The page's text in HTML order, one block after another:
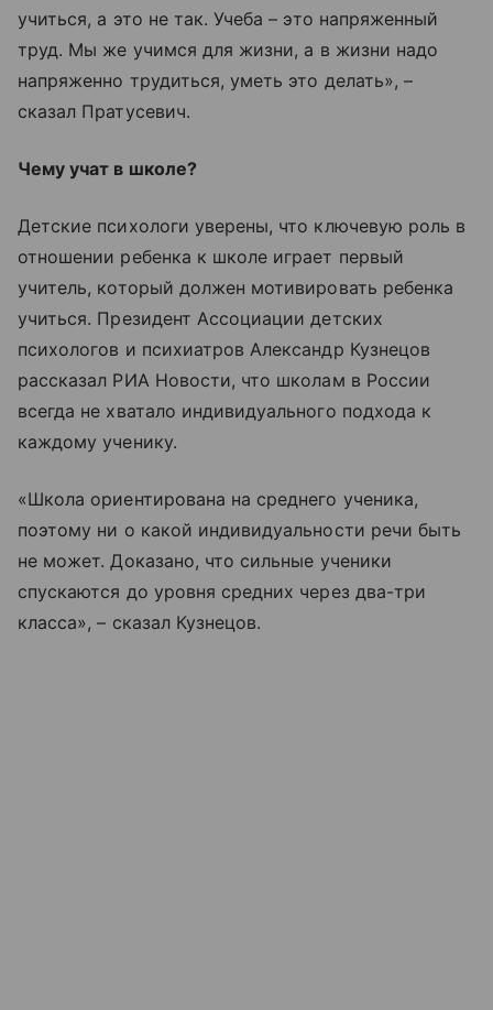
учиться, а это не так. Учеба – это напряженный
труд. Мы же учимся для жизни, а в жизни надо
напряженно трудиться, уметь это делать», –
сказал Пратусевич.
Чему учат в школе?
Детские психологи уверены, что ключевую роль в
отношении ребенка к школе играет первый
учитель, который должен мотивировать ребенка
учиться. Президент Ассоциации детских
психологов и психиатров Александр Кузнецов
рассказал РИА Новости, что школам в России
всегда не хватало индивидуального подхода к
каждому ученику.
«Школа ориентирована на среднего ученика,
поэтому ни о какой индивидуальности речи быть
не может. Доказано, что сильные ученики
спускаются до уровня средних через два-три
класса», – сказал Кузнецов.